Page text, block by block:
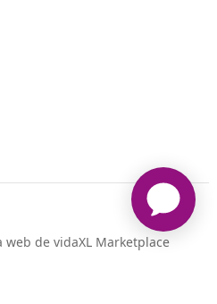
de vidaXL Marketplace